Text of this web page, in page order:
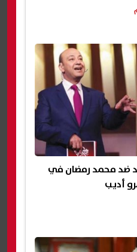
ضد محمد رمضان في
أديب